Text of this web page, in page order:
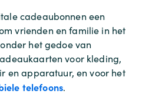
cadeaubonnen een
vrienden en familie in het
het gedoe van
voor kleding,
en apparatuur, en voor het
telefoons.